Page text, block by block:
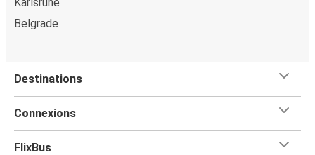
Belgrade
Destinations
Connexions
FlixBus